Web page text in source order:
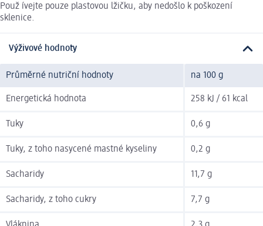
Použ ívejte pouze plastovou lžičku, aby nedošlo k poškození
sklenice.
Výživové hodnoty
Průměrné nutriční hodnoty na 100 g
Energetická hodnota 258 kJ / 61 kcal
Tuky 0,6 g
Tuky, z toho nasycené mastné kyseliny 0,2 g
Sacharidy 11,7 g
Sacharidy, z toho cukry 7,7 g